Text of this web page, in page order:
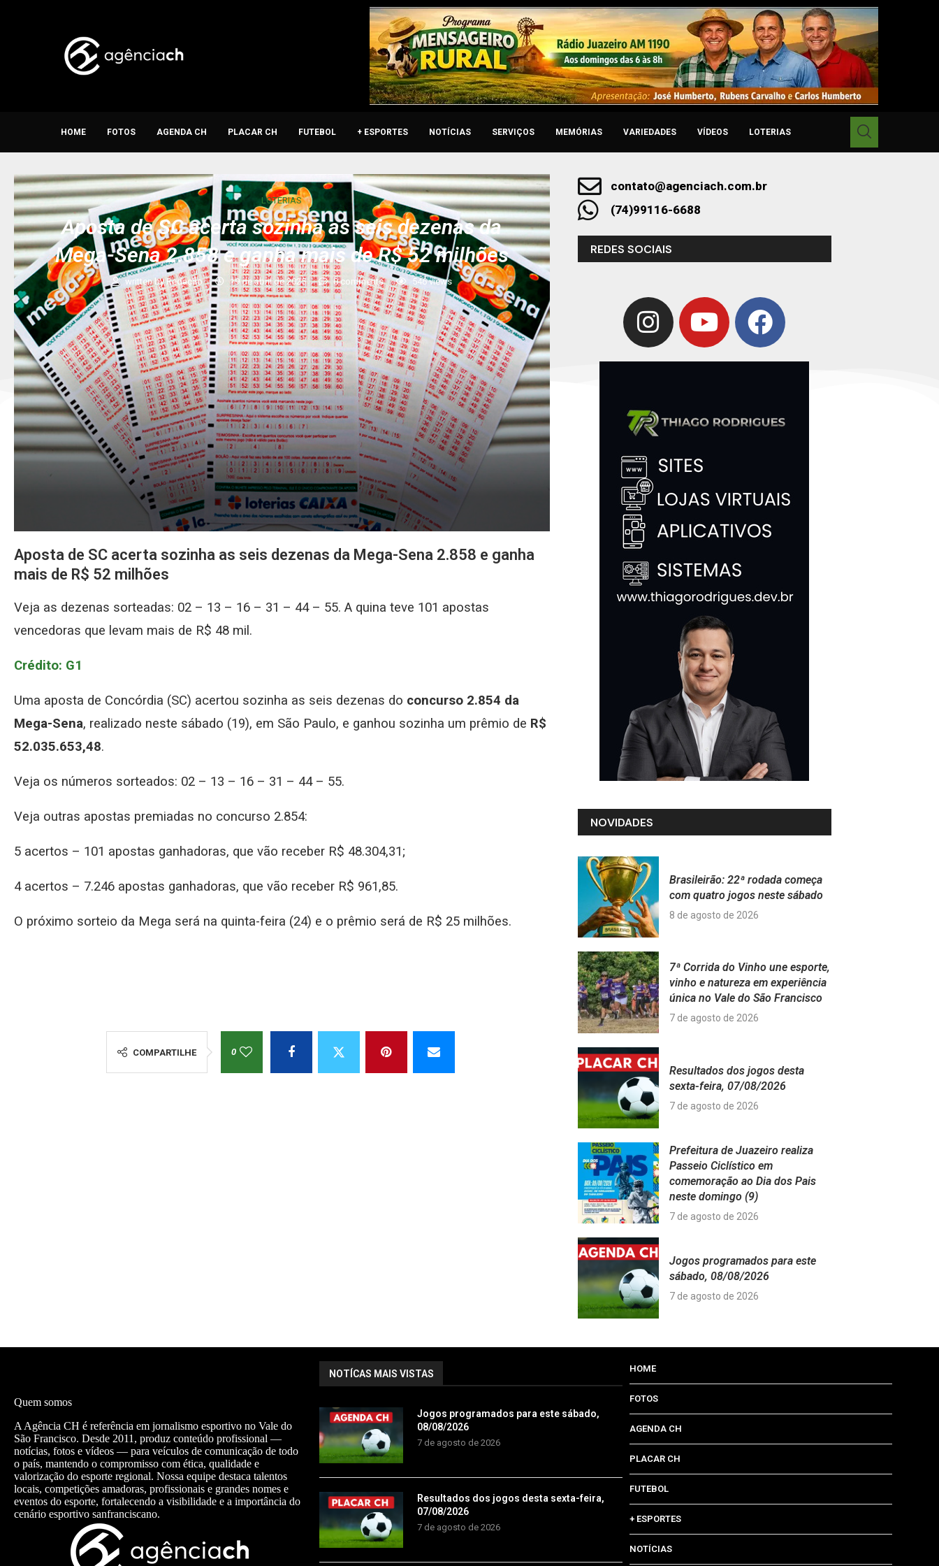
HOME FOTOS AGENDA CH PLACAR CH FUTEBOL + ESPORTES NOTÍCIAS SERVIÇOS MEMÓRIAS VARIEDADES VÍDEOS LOTERIAS
LOTERIAS
Aposta de SC acerta sozinha as seis dezenas da
Mega-Sena 2.858 e ganha mais de R$ 52 milhões
written byRedação 19 de abril de 2025 0 comments 546views
Aposta de SC acerta sozinha as seis dezenas da Mega-Sena 2.858 e ganha
mais de R$ 52 milhões
Veja as dezenas sorteadas: 02 – 13 – 16 – 31 – 44 – 55. A quina teve 101 apostas
vencedoras que levam mais de R$ 48 mil.
Crédito: G1
Uma aposta de Concórdia (SC) acertou sozinha as seis dezenas do concurso 2.854 da
Mega-Sena, realizado neste sábado (19), em São Paulo, e ganhou sozinha um prêmio de R$
52.035.653,48.
Veja os números sorteados: 02 – 13 – 16 – 31 – 44 – 55.
Veja outras apostas premiadas no concurso 2.854:
5 acertos – 101 apostas ganhadoras, que vão receber R$ 48.304,31;
4 acertos – 7.246 apostas ganhadoras, que vão receber R$ 961,85.
O próximo sorteio da Mega será na quinta-feira (24) e o prêmio será de R$ 25 milhões.
COMPARTILHE 0
contato@agenciach.com.br
(74)99116-6688
REDES SOCIAIS
NOVIDADES
Brasileirão: 22ª rodada começa
com quatro jogos neste sábado
8 de agosto de 2026
7ª Corrida do Vinho une esporte,
vinho e natureza em experiência
única no Vale do São Francisco
7 de agosto de 2026
Resultados dos jogos desta
sexta-feira, 07/08/2026
7 de agosto de 2026
Prefeitura de Juazeiro realiza
Passeio Ciclístico em
comemoração ao Dia dos Pais
neste domingo (9)
7 de agosto de 2026
Jogos programados para este
sábado, 08/08/2026
7 de agosto de 2026
Quem somos
A Agência CH é referência em jornalismo esportivo no Vale do
São Francisco. Desde 2011, produz conteúdo profissional —
notícias, fotos e vídeos — para veículos de comunicação de todo
o país, mantendo o compromisso com ética, qualidade e
valorização do esporte regional. Nossa equipe destaca talentos
locais, competições amadoras, profissionais e grandes nomes e
eventos do esporte, fortalecendo a visibilidade e a importância do
cenário esportivo sanfranciscano.
NOTÍCAS MAIS VISTAS
Jogos programados para este sábado,
08/08/2026
7 de agosto de 2026
Resultados dos jogos desta sexta-feira,
07/08/2026
7 de agosto de 2026
HOME
FOTOS
AGENDA CH
PLACAR CH
FUTEBOL
+ ESPORTES
NOTÍCIAS